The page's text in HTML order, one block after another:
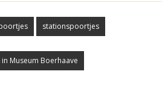
stationspoortjes
Museum Boerhaave